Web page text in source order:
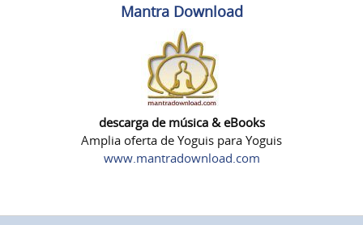
Mantra Download
descarga de música & eBooks
Amplia oferta de Yoguis para Yoguis
www.mantradownload.com